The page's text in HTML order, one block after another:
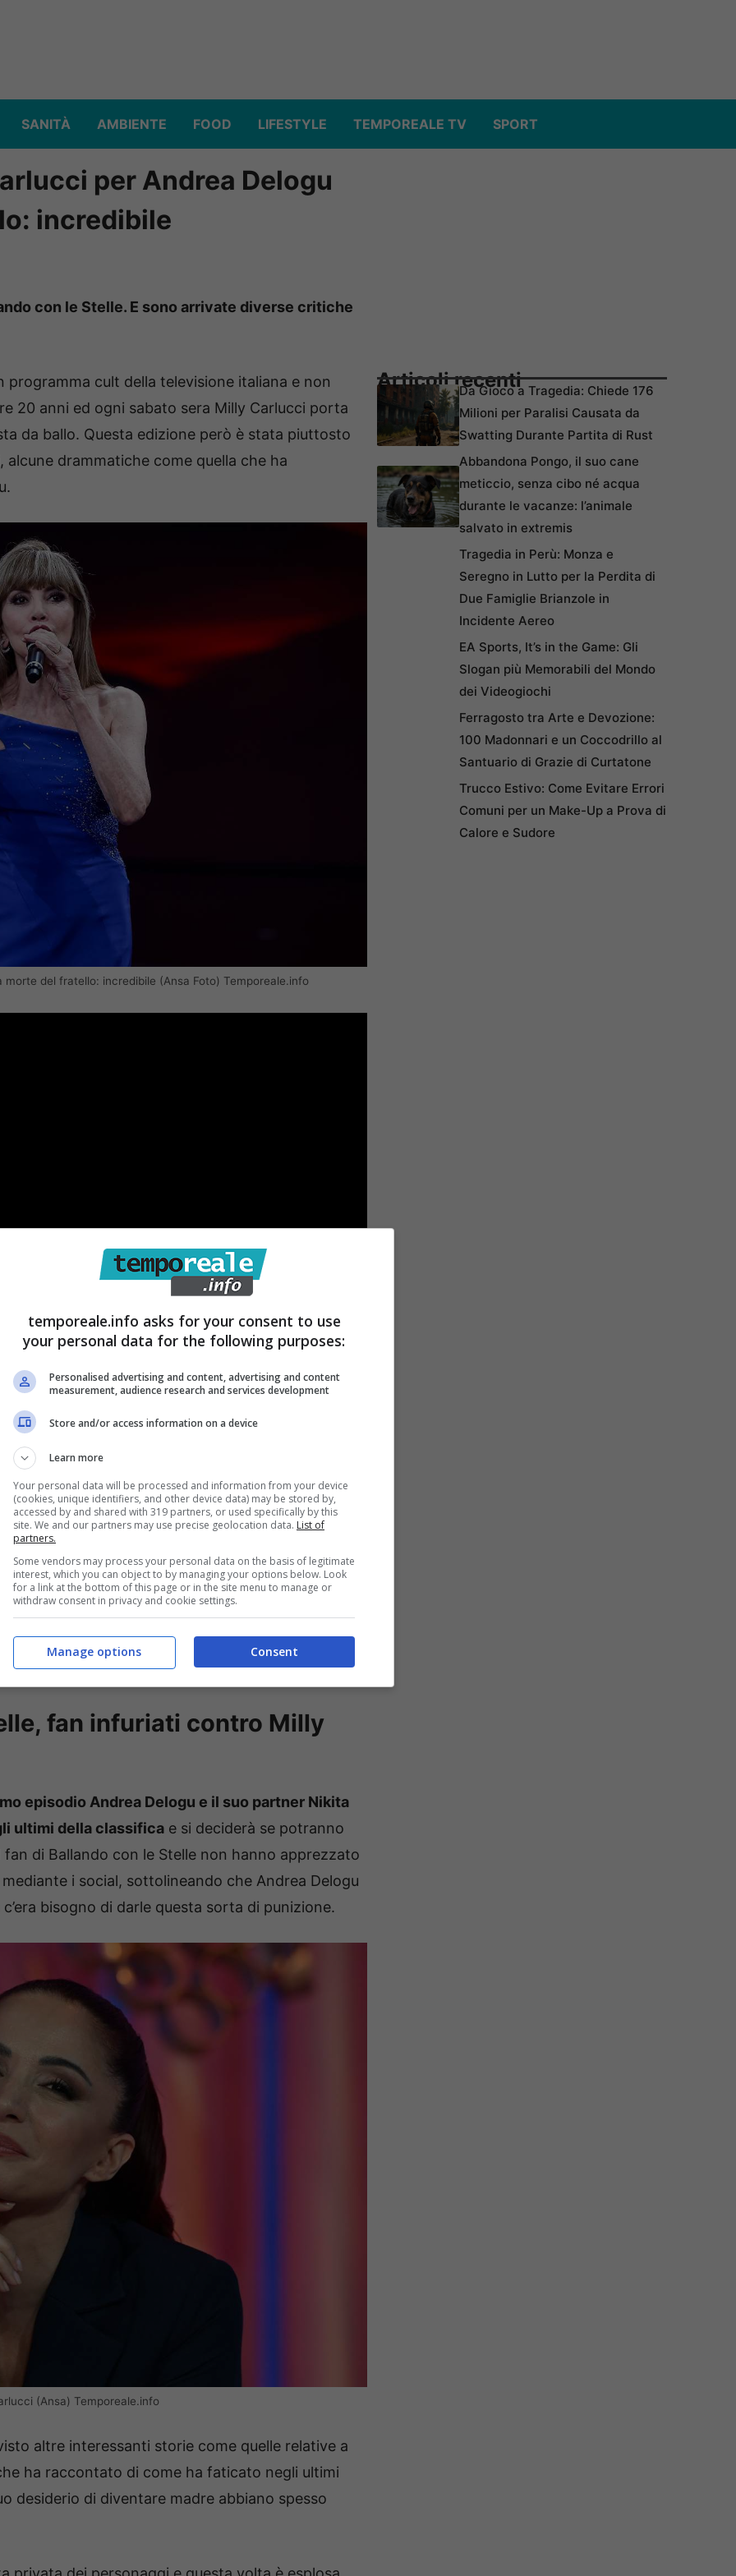
SANITÀ AMBIENTE FOOD LIFESTYLE TEMPOREALE TV SPORT
per Andrea Delogu
incredibile
con le Stelle. E sono arrivate diverse critiche
programma cult della televisione italiana e non
20 anni ed ogni sabato sera Milly Carlucci porta
da ballo. Questa edizione però è stata piuttosto
drammatiche come quella che ha
morte del fratello: incredibile (Ansa Foto) Temporeale.info
ma in queste settimane ha vissuto una triste
di 18 anni ha avuto un incidente in moto ed è
momentaneamente tutte le sue trasmissioni per
e tutta la Rai – oltre ovviamente a Ballando
conduttrice e ha provato a darle sostegno.
è tornata a lavorare, la vita va avanti e questo
Ballando con le Stelle.Nelle ultime ore Milly Carlucci
insieme al suo partner Nikita Perotti. Una sua
i fan che sono intervenuti in maniera netta
fan infuriati contro Milly
episodio Andrea Delogu e il suo partner Nikita
ultimi della classifica e si deciderà se potranno
di Ballando con le Stelle non hanno apprezzato
i social, sottolineando che Andrea Delogu
bisogno di darle questa sorta di punizione.
(Ansa) Temporeale.info
altre interessanti storie come quelle relative a
ha raccontato di come ha faticato negli ultimi
desiderio di diventare madre abbiano spesso
Articoli recentiDa Gioco a Tragedia: Chiede 176
Milioni per Paralisi Causata da
Swatting Durante Partita di Rust
Abbandona Pongo, il suo cane
meticcio, senza cibo né acqua
durante le vacanze: l’animale
salvato in extremis
Tragedia in Perù: Monza e
Seregno in Lutto per la Perdita di
Due Famiglie Brianzole in
Incidente Aereo
EA Sports, It’s in the Game: Gli
Slogan più Memorabili del Mondo
dei Videogiochi
Ferragosto tra Arte e Devozione:
100 Madonnari e un Coccodrillo al
Santuario di Grazie di Curtatone
Trucco Estivo: Come Evitare Errori
Comuni per un Make-Up a Prova di
Calore e Sudore
temporeale.info asks for your consent to use
your personal data for the following purposes:
Personalised advertising and content, advertising and content
measurement, audience research and services development
Store and/or access information on a device
Learn more
Your personal data will be processed and information from your device
(cookies, unique identifiers, and other device data) may be stored by,
accessed by and shared with 319 partners, or used specifically by this
site. We and our partners may use precise geolocation data. List of
partners.
Some vendors may process your personal data on the basis of legitimate
interest, which you can object to by managing your options below. Look
for a link at the bottom of this page or in the site menu to manage or
withdraw consent in privacy and cookie settings.
Consent
Manage options